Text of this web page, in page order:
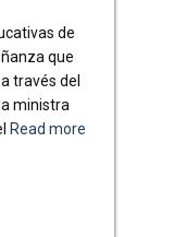
de
que
través del
ministra
Read more